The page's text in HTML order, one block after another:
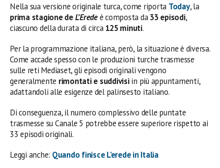
Nella sua versione originale turca, come riporta Today, la
prima stagione deL’Eredeè composta da33 episodi,
ciascuno della durata di circa125 minuti.
Per la programmazione italiana, però, la situazione è diversa.
Come accade spesso con le produzioni turche trasmesse
sulle reti Mediaset, gli episodi originali vengono
generalmente rimontati e suddivisiin più appuntamenti,
adattandoli alle esigenze del palinsesto italiano.
Di conseguenza, il numero complessivo delle puntate
trasmesse su Canale 5 potrebbe essere superiore rispetto ai
33 episodi originali.
Leggi anche: Quando finisce L’erede in Italia